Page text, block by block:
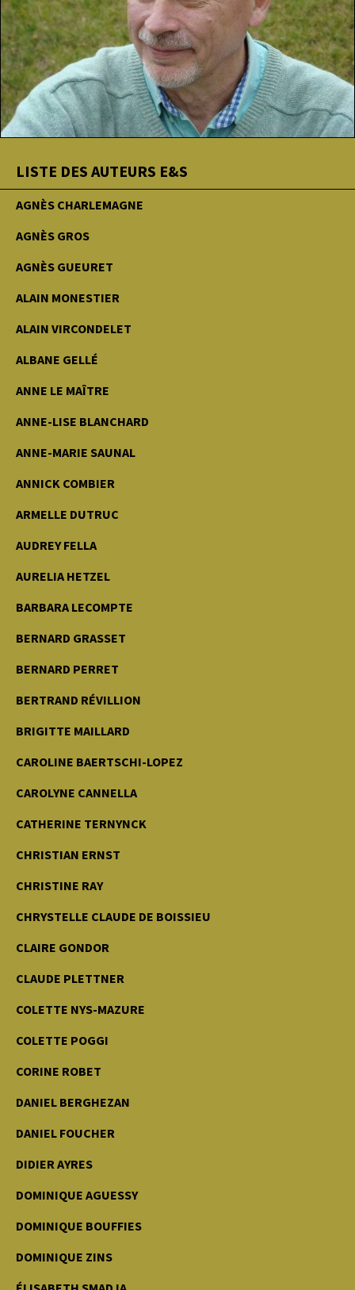
LISTE DES AUTEURS E&S
AGNÈS CHARLEMAGNE
AGNÈS GROS
AGNÈS GUEURET
ALAIN MONESTIER
ALAIN VIRCONDELET
ALBANE GELLÉ
ANNE LE MAÎTRE
ANNE-LISE BLANCHARD
ANNE-MARIE SAUNAL
ANNICK COMBIER
ARMELLE DUTRUC
AUDREY FELLA
AURELIA HETZEL
BARBARA LECOMPTE
BERNARD GRASSET
BERNARD PERRET
BERTRAND RÉVILLION
BRIGITTE MAILLARD
CAROLINE BAERTSCHI-LOPEZ
CAROLYNE CANNELLA
CATHERINE TERNYNCK
CHRISTIAN ERNST
CHRISTINE RAY
CHRYSTELLE CLAUDE DE BOISSIEU
CLAIRE GONDOR
CLAUDE PLETTNER
COLETTE NYS-MAZURE
COLETTE POGGI
CORINE ROBET
DANIEL BERGHEZAN
DANIEL FOUCHER
DIDIER AYRES
DOMINIQUE AGUESSY
DOMINIQUE BOUFFIES
DOMINIQUE ZINS